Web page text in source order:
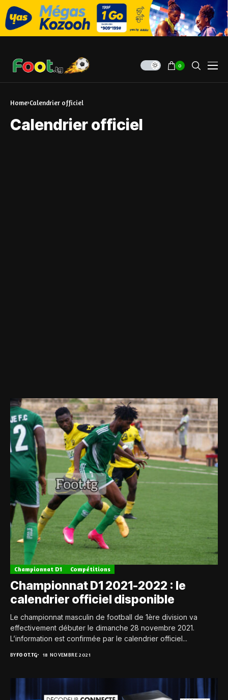
0
Home Calendrier officiel
Calendrier officiel
Championnat D1 Compétitions
Championnat D1 2021-2022 : le
calendrier officiel disponible
Le championnat masculin de football de 1ère division va
effectivement débuter le dimanche 28 novembre 2021.
L’information est confirmée par le calendrier officiel...
BYFOOT.TG 18 NOVEMBRE 2021